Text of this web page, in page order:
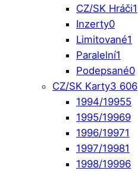
CZ/SK Hráči1
Inzerty0
Limitované1
Paralelní1
Podepsané0
CZ/SK Karty3 606
1994/19955
1995/19969
1996/19971
1997/19981
1998/19996